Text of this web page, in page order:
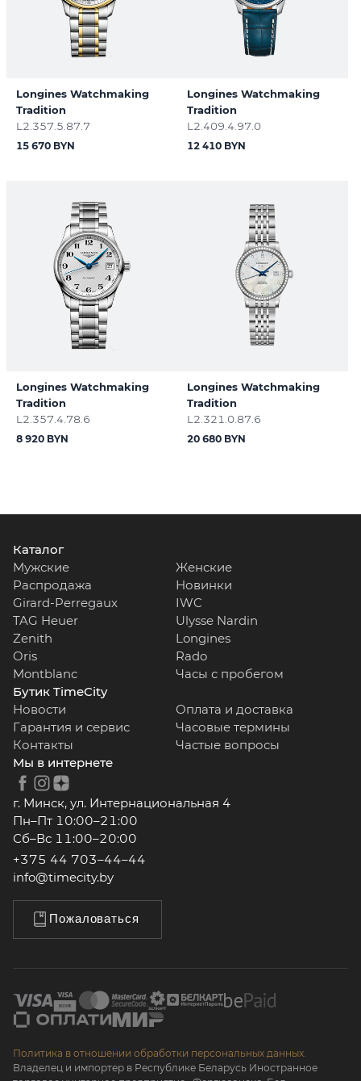
Longines Watchmaking
Tradition
L2.357.5.87.7
15 670 BYN
Longines Watchmaking
Tradition
L2.409.4.97.0
12 410 BYN
Longines Watchmaking
Tradition
L2.357.4.78.6
8 920 BYN
Longines Watchmaking
Tradition
L2.321.0.87.6
20 680 BYN
Каталог
Мужские
Женские
Распродажа
Новинки
Girard-Perregaux
IWC
TAG Heuer
Ulysse Nardin
Zenith
Longines
Oris
Rado
Montblanc
Часы с пробегом
Бутик TimeCity
Новости
Оплата и доставка
Гарантия и сервис
Часовые термины
Контакты
Частые вопросы
Мы в интернете
г. Минск, ул. Интернациональная 4
Пн–Пт 10:00–21:00
Сб–Вс 11:00–20:00
+375 44 703–44–44
info@timecity.by
Пожаловаться
Политика в отношении обработки персональных данных.
Владелец и импортер в Республике Беларусь Иностранное